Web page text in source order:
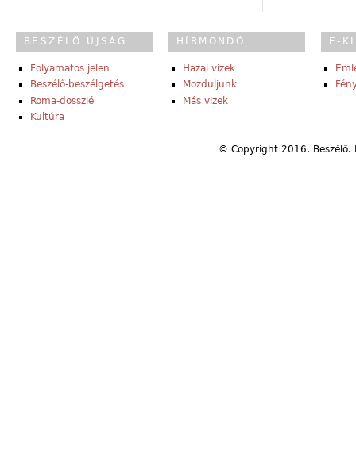
BESZÉLŐ ÚJSÁG
Folyamatos jelen
Beszélő-beszélgetés
Roma-dosszié
Kultúra
HÍRMONDÓ
Hazai vizek
Mozduljunk
Más vizek
E-
© Copyright 2016,